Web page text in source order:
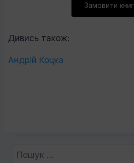
Замовити
Дивись також:
Андрій Коцка
Пошук: